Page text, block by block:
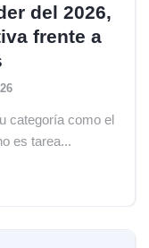
del 2026,
frente a
categoría como el
es tarea...